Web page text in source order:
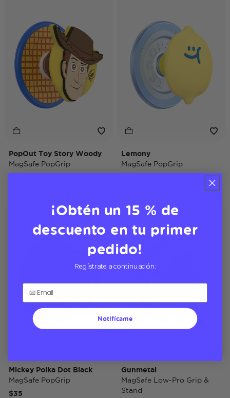
PopOut Toy Story Woody
MagSafe PopGrip
Lemony
MagSafe PopGrip
Mickey Polka Dot Black
MagSafe PopGrip
$35
Gunmetal
MagSafe Low-Pro Grip &
Stand
¡Obtén un 15 % de
descuento en tu primer
pedido!
Regístrate a continuación:
Notifícame